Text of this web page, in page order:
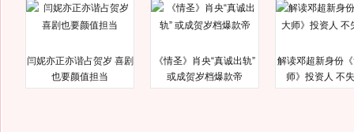
闫妮亦正亦谐占贺岁 喜剧
也要颜值担当
《情圣》肖央“真诚出轨”
或成贺岁档爆款帝
解读邓超新身份
师》投资人 不